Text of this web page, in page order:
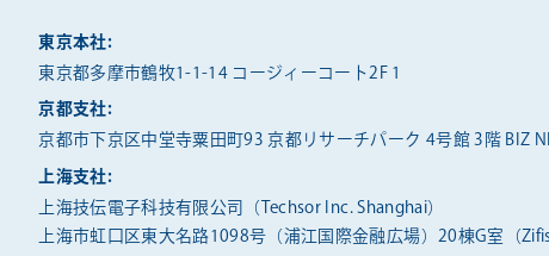
東京本社:
東京都多摩市鶴牧1-1-14 コージィーコート2F 1
京都支社:
京都市下京区中堂寺粟田町93 京都リサーチパーク 4号館 3階 BIZ
上海支社:
上海技伝電子科技有限公司（Techsor Inc. Shanghai）
上海市虹口区東大名路1098号（浦江国際金融広場）20棟G室（